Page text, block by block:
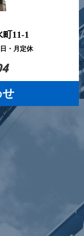
11-1
・月定休
せ